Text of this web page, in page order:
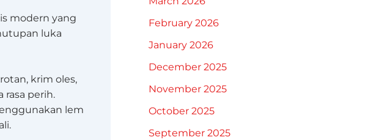
modern yang
luka
krim oles,
rasa perih.
lem
February 2026
January 2026
December 2025
November 2025
October 2025
September 2025